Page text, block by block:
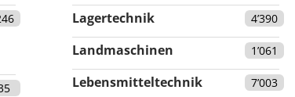
Lagertechnik 4’390
Landmaschinen 1’061
Lebensmitteltechnik 7’003